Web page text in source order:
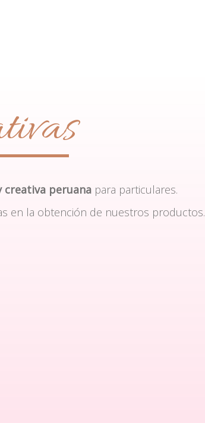
creativa peruana para particulares.
en la obtención de nuestros productos.